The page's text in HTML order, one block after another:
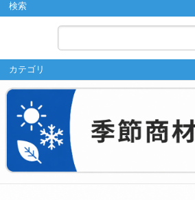
検索
カテゴリ